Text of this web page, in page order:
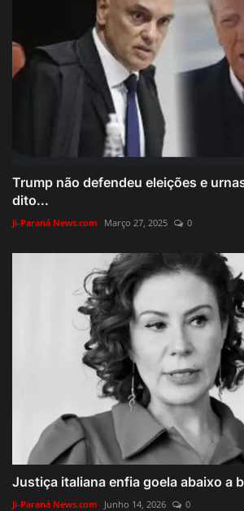
Trump não defendeu eleições e
dito...
Ji-Paraná News.com Março 27, 2025 0
Justiça italiana enfia goela abaixo a
Ji-Paraná News.com Junho 14, 2026 0